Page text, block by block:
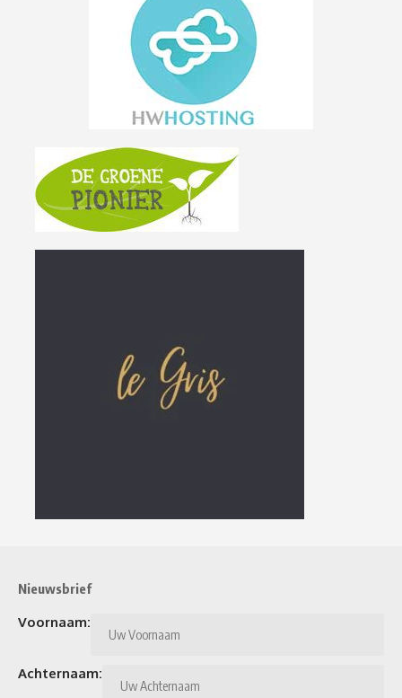
Nieuwsbrief
Voornaam:
Achternaam: